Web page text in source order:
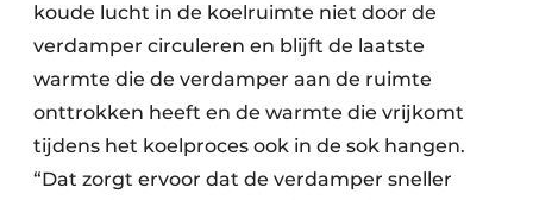
koude lucht in de koelruimte niet door de
verdamper circuleren en blijft de laatste
warmte die de verdamper aan de ruimte
onttrokken heeft en de warmte die vrijkomt
tijdens het koelproces ook in de sok hangen.
“Dat zorgt ervoor dat de verdamper sneller